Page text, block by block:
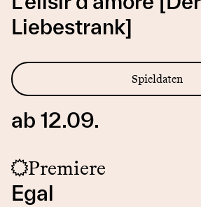
Liebestrank]
Spieldaten
ab 12.09.
Premiere
Egal